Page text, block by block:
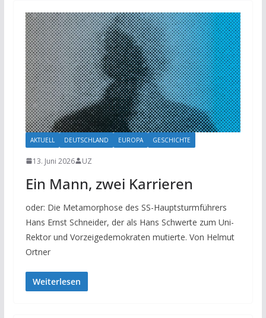
AKTUELL DEUTSCHLAND EUROPA GESCHICHTE
13. Juni 2026 UZ
Ein Mann, zwei Karrieren
oder: Die Metamorphose des SS-Hauptsturmführers
Hans Ernst Schneider, der als Hans Schwerte zum Uni-
Rektor und Vorzeigedemokraten mutierte. Von Helmut
Ortner
Weiterlesen